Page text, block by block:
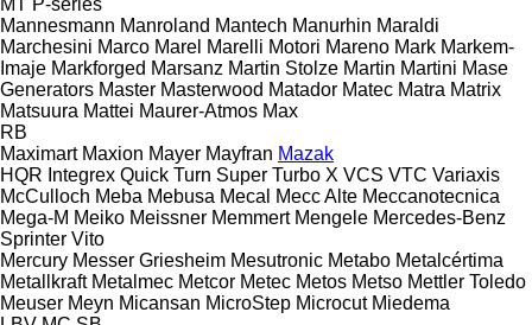
Mannesmann Manroland Mantech Manurhin Maraldi
Marchesini Marco Marel Marelli Motori Mareno Mark Markem-
Imaje Markforged Marsanz Martin Stolze Martin Martini Mase
Generators Master Masterwood Matador Matec Matra Matrix
Matsuura Mattei Maurer-Atmos Max
RB
Maximart Maxion Mayer Mayfran Mazak
HQR Integrex Quick Turn Super Turbo X VCS VTC Variaxis
McCulloch Meba Mebusa Mecal Mecc Alte Meccanotecnica
Mega-M Meiko Meissner Memmert Mengele Mercedes-Benz
Sprinter Vito
Mercury Messer Griesheim Mesutronic Metabo Metalcértima
Metallkraft Metalmec Metcor Metec Metos Metso Mettler Toledo
Meuser Meyn Micansan MicroStep Microcut Miedema